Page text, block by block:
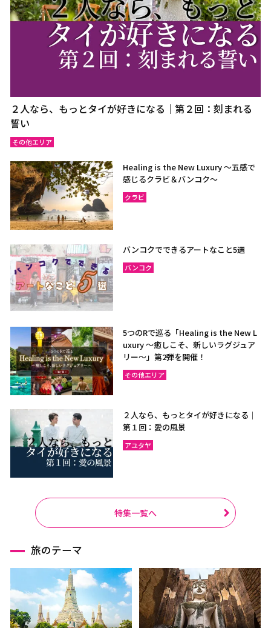
２人なら、もっとタイが好きになる｜第２回：刻まれる
誓い
その他エリア
Healing is the New Luxury ～五感で
感じるクラビ＆バンコク～
クラビ
バンコクでできるアートなこと5選
バンコク
5つのRで巡る「Healing is the New L
uxury ～癒しこそ、新しいラグジュア
リー〜」第2弾を開催！
その他エリア
２人なら、もっとタイが好きになる｜
第１回：愛の風景
アユタヤ
特集一覧へ
旅のテーマ